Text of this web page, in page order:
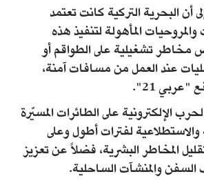
البحرية التركية كانت تعتمد
المأهولة لتنفيذ هذه
مخاطر تشغيلية على الطواقم أو
عند العمل من مسافات آمنة،
21".
الإلكترونية على الطائرات المسيّرة
والاستطلاعية لفترات أطول وعلى
المخاطر البشرية، فضلاً عن تعزيز
السفن والمنشآت الساحلية.